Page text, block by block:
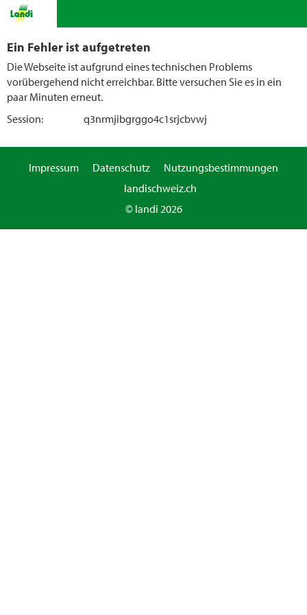
Ein Fehler ist aufgetreten
Die Webseite ist aufgrund eines technischen Problems
vorübergehend nicht erreichbar. Bitte versuchen Sie es in ein
paar Minuten erneut.
Session:
q3nrmjibgrggo4c1srjcbvwj
Impressum Datenschutz
Nutzungsbestimmungen
landischweiz.ch
© landi 2026